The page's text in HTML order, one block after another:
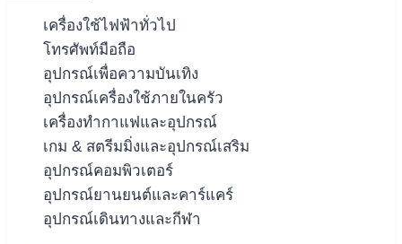
เครื่องใช้ไฟฟ้าทั่วไป
โทรศัพท์มือถือ
อุปกรณ์เพื่อความบันเทิง
อุปกรณ์เครื่องใช้ภายในครัว
เครื่องทำกาแฟและอุปกรณ์
เกม & สตรีมมิ่งและอุปกรณ์เสริม
อุปกรณ์คอมพิวเตอร์
อุปกรณ์ยานยนต์และคาร์แคร์
อุปกรณ์เดินทางและกีฬา